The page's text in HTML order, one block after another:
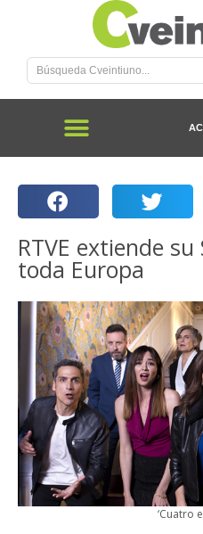
RTVE extiende
toda Europa
‘Cuatro